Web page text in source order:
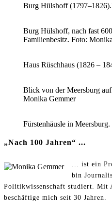
Burg Hülshoff
Burg Hülshoff, nach fast
Familienbesitz. Foto:
Haus Rüschhaus (1826 –
Blick von der Meersburg
Monika Gemmer
Fürstenhäusle in
„Nach 100 Jahren“ ...
... ist ein
bin
Politikwissenschaft studiert. Mit
beschäftige mich seit 30 Jahren.